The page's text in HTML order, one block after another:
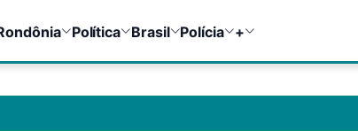
Política Brasil Polícia +